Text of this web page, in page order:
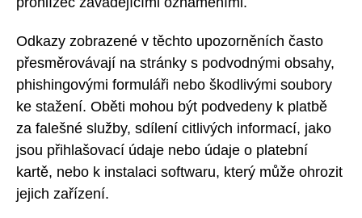
Odkazy zobrazené v těchto upozorněních často
přesměrovávají na stránky s podvodnými obsahy,
phishingovými formuláři nebo škodlivými soubory
ke stažení. Oběti mohou být podvedeny k platbě
za falešné služby, sdílení citlivých informací, jako
jsou přihlašovací údaje nebo údaje o platební
kartě, nebo k instalaci softwaru, který může ohrozit
jejich zařízení.